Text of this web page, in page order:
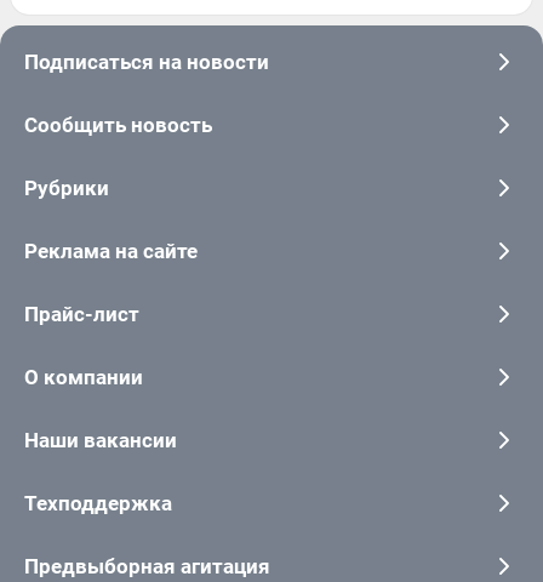
Подписаться на новости
Сообщить новость
Рубрики
Реклама на сайте
Прайс-лист
О компании
Наши вакансии
Техподдержка
Предвыборная агитация